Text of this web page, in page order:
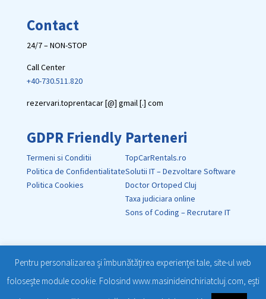
Contact
24/7 – NON-STOP
Call Center
+40-730.511.820
rezervari.toprentacar [@] gmail [.] com
GDPR Friendly
Termeni si Conditii
Politica de Confidentialitate
Politica Cookies
Parteneri
TopCarRentals.ro
Solutii IT – Dezvoltare Software
Doctor Ortoped Cluj
Taxa judiciara online
Sons of Coding – Recrutare IT
Pentru personalizarea și îmbunătățirea experienței tale, site-ul web
folosește module cookie. Folosind www.masinideinchiriatcluj.com, ești